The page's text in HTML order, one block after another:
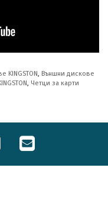
KINGSTON, Външни дискове
, Четци за карти